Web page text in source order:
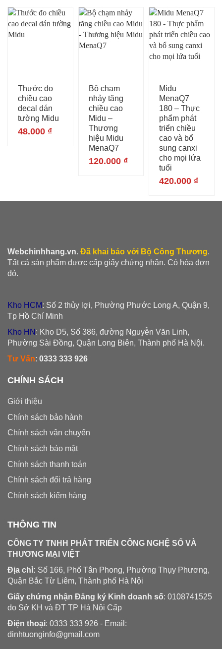
Thước đo
chiều cao
decal dán
tường Midu
48.000 ₫
Bộ chạm
nhảy tăng
chiều cao
Midu –
Thương
hiệu Midu
MenaQ7
120.000 ₫
Midu
MenaQ7
180 – Thực
phẩm phát
triển chiều
cao và bổ
sung canxi
cho mọi lứa
tuổi
420.000 ₫
Webchinhhang.vn. Đã khai báo với Bộ Công Thương.
Tất cả sản phẩm được cấp giấy chứng nhận. Có hóa đơn
đỏ.
Kho HCM: Số 2 thủy lợi, Phường Phước Long A, Quận 9,
Tp Hồ Chí Minh
Kho HN : Kho D5, Số 386, đường Nguyễn Văn Linh,
Phường Sài Đồng, Quận Long Biên, Thành phố Hà Nội.
Tư Vấn: 0333 333 926
CHÍNH SÁCH
Giới thiệu
Chính sách bảo hành
Chính sách vận chuyển
Chính sách bảo mật
Chính sách thanh toán
Chính sách đổi trả hàng
Chính sách kiểm hàng
THÔNG TIN
CÔNG TY TNHH PHÁT TRIỂN CÔNG NGHỆ SỐ VÀ
THƯƠNG MẠI VIỆT
Địa chỉ: Số 166, Phố Tân Phong, Phường Thụy Phương,
Quận Bắc Từ Liêm, Thành phố Hà Nội
Giấy chứng nhận Đăng ký Kinh doanh số: 0108741525
do Sở KH và ĐT TP Hà Nội Cấp
Điện thoại: 0333 333 926 - Email:
dinhtuonginfo@gmail.com